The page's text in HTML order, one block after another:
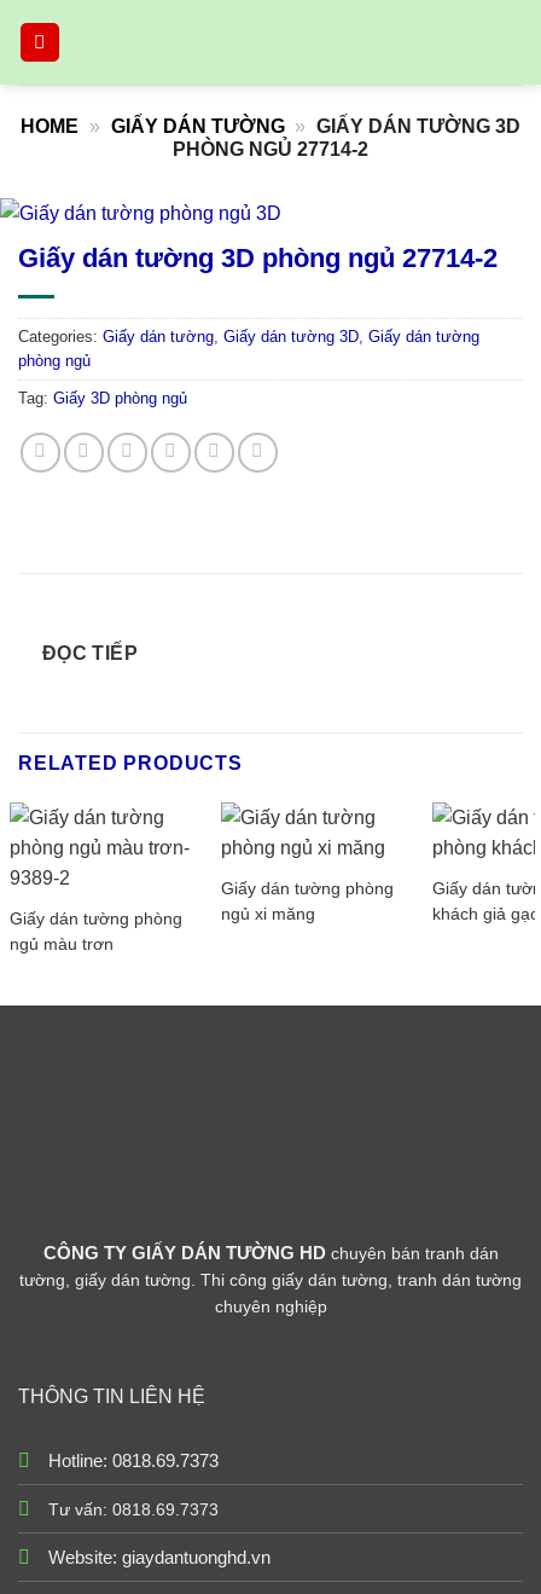
HOME » GIẤY DÁN TƯỜNG » GIẤY DÁN TƯỜNG 3D
PHÒNG NGỦ 27714-2
Giấy dán tường 3D phòng ngủ 27714-2
Categories: Giấy dán tường, Giấy dán tường 3D, Giấy dán tường
phòng ngủ
Tag: Giấy 3D phòng ngủ
ĐỌC TIẾP
RELATED PRODUCTS
Giấy dán tường phòng
ngủ màu trơn
Giấy dán tường phòng
ngủ xi măng
Giấy dán
khách giả
CÔNG TY GIẤY DÁN TƯỜNG HD chuyên bán tranh dán
tường, giấy dán tường. Thi công giấy dán tường, tranh dán tường
chuyên nghiệp
THÔNG TIN LIÊN HỆ
Hotline: 0818.69.7373
Tư vấn: 0818.69.7373
Website: giaydantuonghd.vn